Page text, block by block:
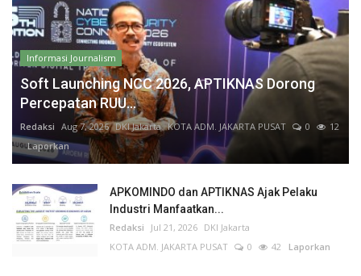
Informasi Journalism
Soft Launching NCC 2026, APTIKNAS Dorong
Percepatan RUU...
Redaksi Aug 7, 2026 DKI Jakarta KOTA ADM. JAKARTA PUSAT 0
12
Laporkan
APKOMINDO dan APTIKNAS Ajak Pelaku
Industri Manfaatkan...
Redaksi Jul 21, 2026 DKI Jakarta
KOTA ADM. JAKARTA PUSAT
0 42 Laporkan